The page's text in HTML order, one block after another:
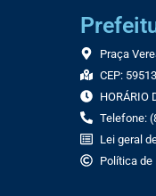
Praça
CEP:
HORÁRIO
Telefone:
Lei geral
Política de